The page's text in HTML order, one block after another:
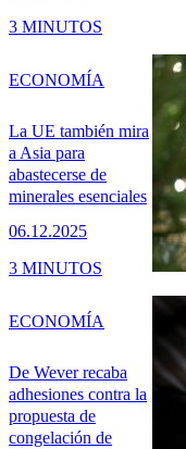
3 MINUTOS
La UE también mira
a Asia para
abastecerse de
minerales esenciales
06.12.2025
ECONOMÍA
3 MINUTOS
De Wever recaba
adhesiones contra la
propuesta de
congelación de
ECONOMÍA